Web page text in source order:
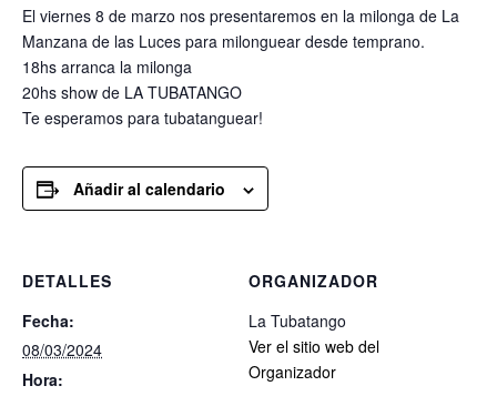
El viernes 8 de marzo nos presentaremos en la milonga de La
Manzana de las Luces para milonguear desde temprano.
18hs arranca la milonga
20hs show de LA TUBATANGO
Te esperamos para tubatanguear!
Añadir al calendario
DETALLES
Fecha:
08/03/2024
Hora:
ORGANIZADOR
La Tubatango
Ver el sitio web del
Organizador